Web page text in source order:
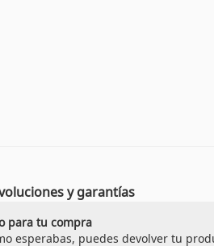
y garantías
para tu compra
esperabas, puedes devolver tu